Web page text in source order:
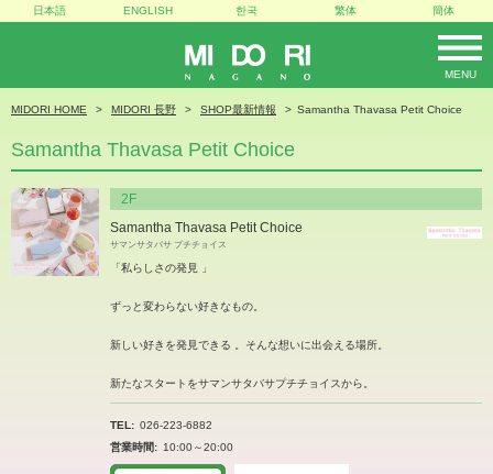
MIDORI
MENU
日本語 ENGLISH 한국 繁体 簡体
MIDORI HOME MIDORI 長野 SHOP最新情報 Samantha Thavasa Petit Choice
Samantha Thavasa Petit Choice
2F
Samantha Thavasa Petit Choice
サマンサタバサ プチチョイス
「私らしさの発見 」
ずっと変わらない好きなもの。
新しい好きを発見できる 。そんな想いに出会える場所。
新たなスタートをサマンサタバサプチチョイスから。
TEL
026-223-6882
営業時間
10:00～20:00